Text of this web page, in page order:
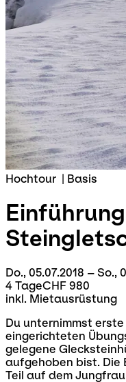
Hochtour | Basis
Do., 05.07.2018 – So.,
4 TageCHF 980
inkl. Mietausrüstung
Du unternimmst
eingerichteten
gelegene
aufgehoben bist. Die
Teil auf dem